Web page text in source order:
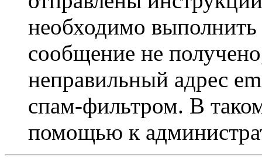
необходимо
сообщение не
неправильный адрес
спам-фильтром. В
помощью к